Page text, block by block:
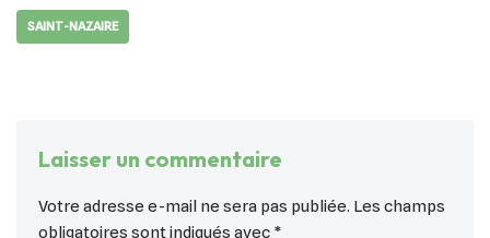
SAINT-NAZAIRE
Laisser un commentaire
Votre adresse e-mail ne sera pas publiée. Les champs
obligatoires sont indiqués avec *